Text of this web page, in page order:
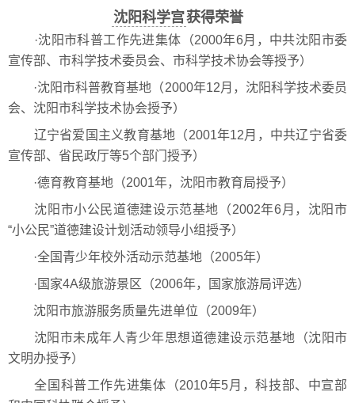
沈阳科学宫获得荣誉
·沈阳市科普工作先进集体（2000年6月，中共沈阳市委
宣传部、市科学技术委员会、市科学技术协会等授予）
·沈阳市科普教育基地（2000年12月，沈阳科学技术委员
会、沈阳市科学技术协会授予）
辽宁省爱国主义教育基地（2001年12月，中共辽宁省委
宣传部、省民政厅等5个部门授予）
·德育教育基地（2001年，沈阳市教育局授予）
沈阳市小公民道德建设示范基地（2002年6月，沈阳市
“小公民”道德建设计划活动领导小组授予）
·全国青少年校外活动示范基地（2005年）
·国家4A级旅游景区（2006年，国家旅游局评选）
沈阳市旅游服务质量先进单位（2009年）
沈阳市未成年人青少年思想道德建设示范基地（沈阳市
文明办授予）
全国科普工作先进集体（2010年5月，科技部、中宣部